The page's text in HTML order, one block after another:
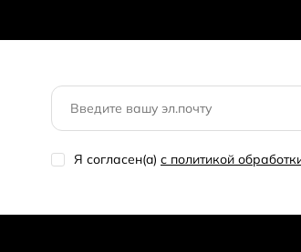
Я согласен(a) с политикой